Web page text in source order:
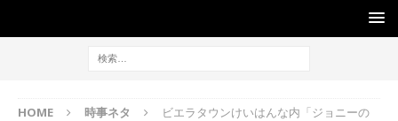
HOME 時事ネタ
ビエラタウンけいはんな内「ジョニーの